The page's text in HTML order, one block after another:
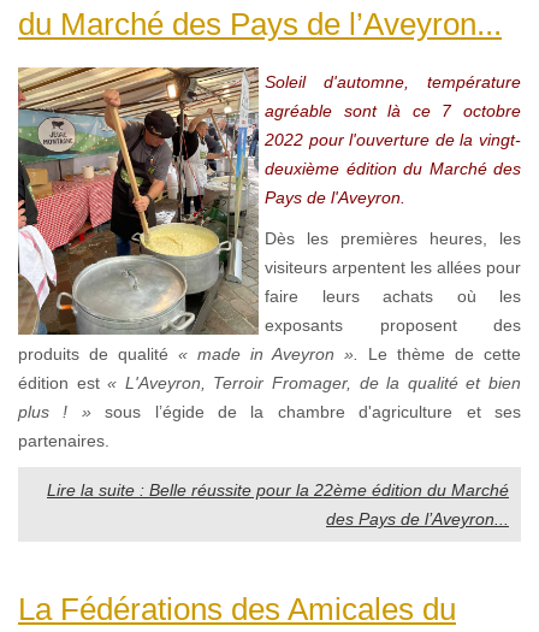
du Marché des Pays de l’Aveyron...
Soleil d'automne, température
agréable sont là ce 7 octobre
2022 pour l'ouverture de la vingt-
deuxième édition du Marché des
Pays de l'Aveyron.
Dès les premières heures, les
visiteurs arpentent les allées pour
faire leurs achats où les
exposants proposent des
produits de qualité « made in Aveyron ».
Le thème de cette
édition est« L'Aveyron, Terroir Fromager, de la qualité et bien
plus ! » sous l’égide de la chambre d'agriculture et ses
partenaires.
Lire la suite : Belle réussite pour la 22ème édition du Marché
des Pays de l’Aveyron...
La Fédérations des Amicales du